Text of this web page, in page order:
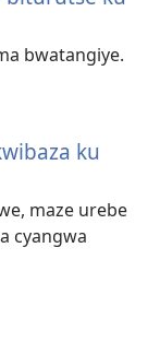
bwatangiye.
ku
maze urebe
cyangwa